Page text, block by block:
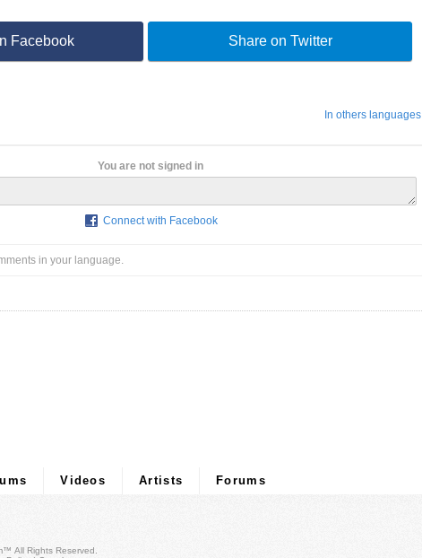
Facebook Share on Twitter
In others languages
You are not signed in
Connect with Facebook
in your language.
Videos Artists Forums
All Rights Reserved